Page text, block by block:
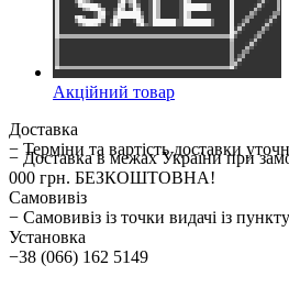
Акційний товар
Доставка
− Терміни та вартість доставки
− Доставка в межах України при
000 грн. БЕЗКОШТОВНА!
Самовивіз
− Самовивіз із точки видачі із
Установка
−38 (066) 162 5149